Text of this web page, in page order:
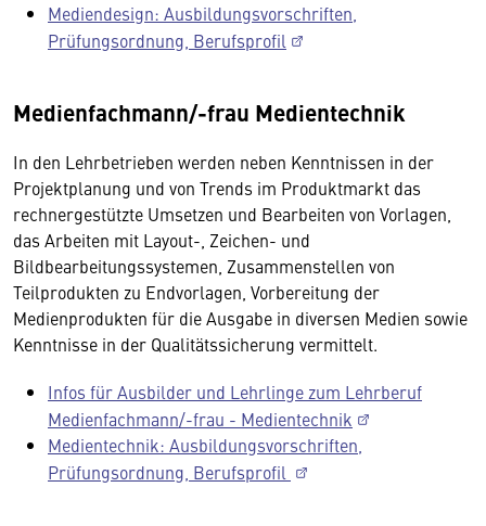
Mediendesign: Ausbildungsvorschriften,
Prüfungsordnung, Berufsprofil
Medienfachmann/-frau Medientechnik
In den Lehrbetrieben werden neben Kenntnissen in der
Projektplanung und von Trends im Produktmarkt das
rechnergestützte Umsetzen und Bearbeiten von Vorlagen,
das Arbeiten mit Layout-, Zeichen- und
Bildbearbeitungssystemen, Zusammenstellen von
Teilprodukten zu Endvorlagen, Vorbereitung der
Medienprodukten für die Ausgabe in diversen Medien sowie
Kenntnisse in der Qualitätssicherung vermittelt.
Infos für Ausbilder und Lehrlinge zum Lehrberuf
Medienfachmann/-frau - Medientechnik
Medientechnik: Ausbildungsvorschriften,
Prüfungsordnung, Berufsprofil